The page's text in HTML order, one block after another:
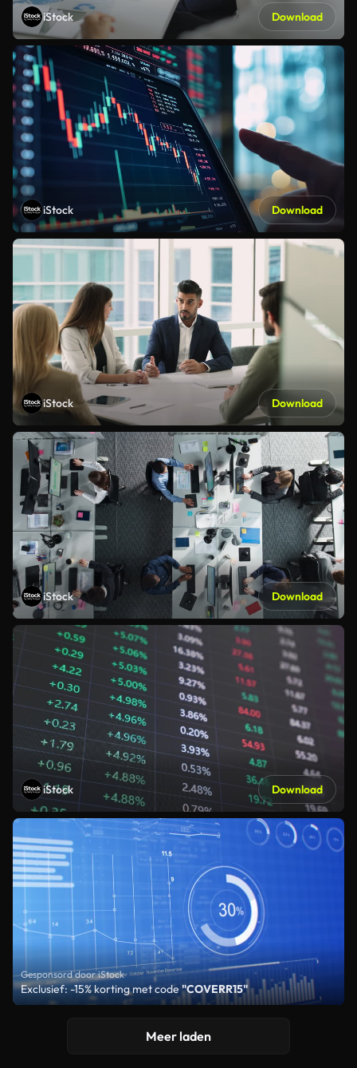
iStock Download
iStock Download
iStock Download
iStock Download
iStock Download
Gesponsord door iStock
Exclusief: -15% korting met code"COVERR15"
Meer laden